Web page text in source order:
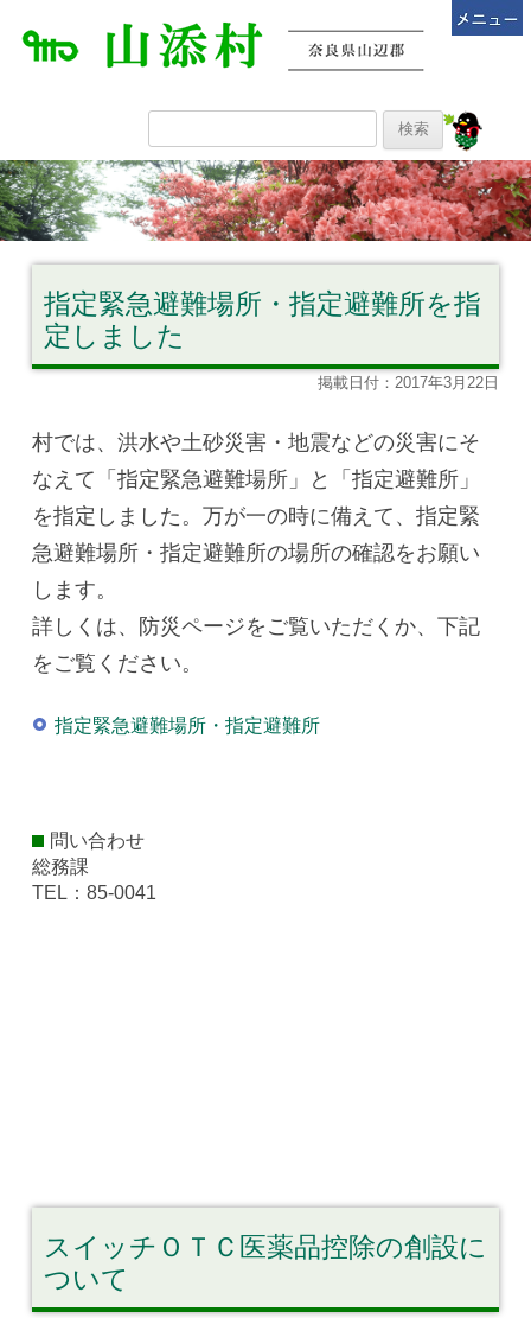
指定緊急避難場所・指定避難所を指
定しました
掲載日付：2017年3月22日
村では、洪水や土砂災害・地震などの災害にそ
なえて「指定緊急避難場所」と「指定避難所」
を指定しました。万が一の時に備えて、指定緊
急避難場所・指定避難所の場所の確認をお願い
します。
詳しくは、防災ページをご覧いただくか、下記
をご覧ください。
指定緊急避難場所・指定避難所
問い合わせ
総務課
TEL：85-0041
スイッチＯＴＣ医薬品控除の創設に
ついて